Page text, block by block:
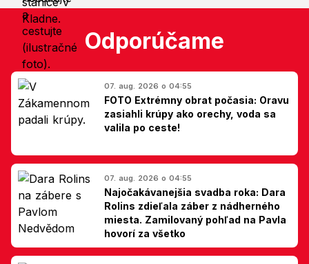
Odporúčame
07. aug. 2026 o 04:55
FOTO Extrémny obrat počasia: Oravu
zasiahli krúpy ako orechy, voda sa
valila po ceste!
07. aug. 2026 o 04:55
Najočakávanejšia svadba roka: Dara
Rolins zdieľala záber z nádherného
miesta. Zamilovaný pohľad na Pavla
hovorí za všetko